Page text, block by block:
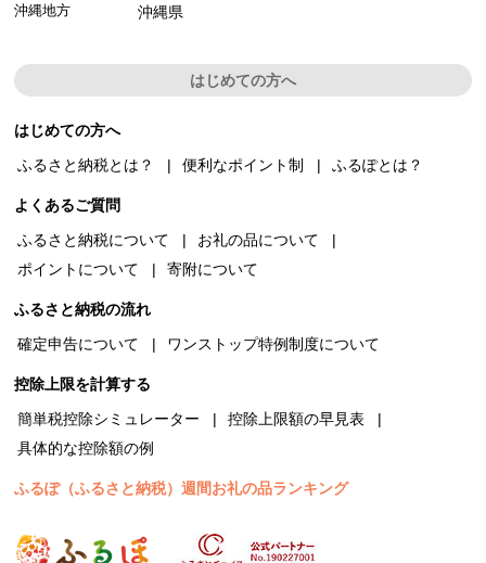
沖縄地方 沖縄県
はじめての方へ
はじめての方へ
ふるさと納税とは？
便利なポイント制 ふるぽとは？
よくあるご質問
ふるさと納税について
お礼の品について
ポイントについて
寄附について
ふるさと納税の流れ
確定申告について
ワンストップ特例制度について
控除上限を計算する
簡単税控除シミュレーター
控除上限額の早見表
具体的な控除額の例
ふるぽ（ふるさと納税）週間お礼の品ランキング